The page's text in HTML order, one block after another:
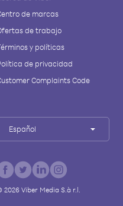
de marcas
de trabajo
y políticas
de privacidad
Complaints Code
Español
2026Viber Media S.à r.l.